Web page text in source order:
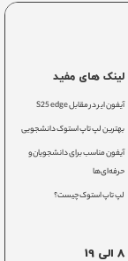
لینک های مفید
آیفون ایر در مقابل S25 edge
بهترین لپ تاپ استوک دانشجویی
آیفون مناسب برای دانشجویان و
حرفه‌ای‌ها
لپ تاپ استوک چیست؟